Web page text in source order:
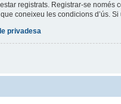
registrats. Registrar-se
coneixeu les condicions d’ús.
privadesa